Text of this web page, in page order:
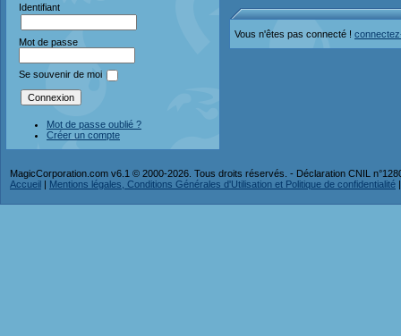
Identifiant
Mot de passe
Se souvenir de moi
Mot de passe oublié ?
Créer un compte
Vous n'êtes pas connecté !
MagicCorporation.com v6.1 © 2000-2026. Tous droits réservés. - Déclaration CNIL
Accueil | Mentions légales, Conditions Générales d'Utilisation et Politique de confidentialité